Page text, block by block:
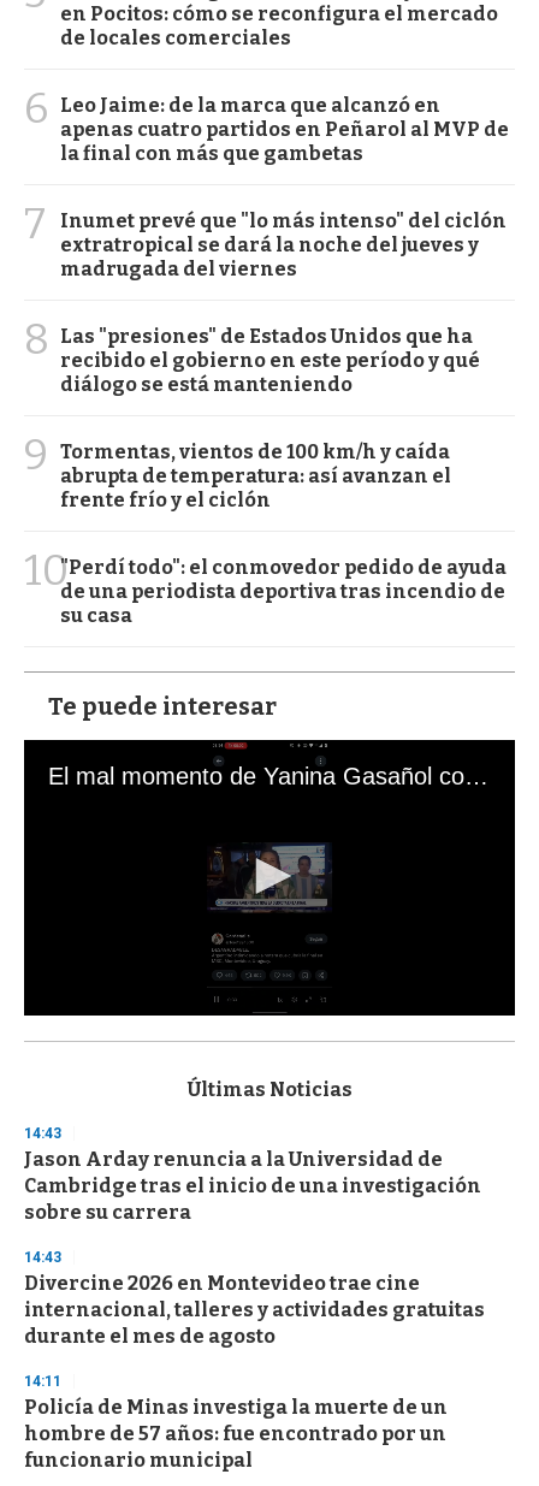
en Pocitos: cómo se reconfigura el mercado
de locales comerciales
6
Leo Jaime: de la marca que alcanzó en
apenas cuatro partidos en Peñarol al MVP de
la final con más que gambetas
7
Inumet prevé que "lo más intenso" del ciclón
extratropical se dará la noche del jueves y
madrugada del viernes
8
Las "presiones" de Estados Unidos que ha
recibido el gobierno en este período y qué
diálogo se está manteniendo
9
Tormentas, vientos de 100 km/h y caída
abrupta de temperatura: así avanzan el
frente frío y el ciclón
10"Perdí todo": el conmovedor pedido de ayuda
de una periodista deportiva tras incendio de
su casa
Te puede interesar
El mal momento de Yanina Gasañol con un hincha argentino en "Subrayado"
s
d
s
o
f
3
s
e
c
o
n
Últimas Noticias
14:43
Jason Arday renuncia a la Universidad de
Cambridge tras el inicio de una investigación
sobre su carrera
14:43
Divercine 2026 en Montevideo trae cine
internacional, talleres y actividades gratuitas
durante el mes de agosto
14:11
Policía de Minas investiga la muerte de un
hombre de 57 años: fue encontrado por un
funcionario municipal